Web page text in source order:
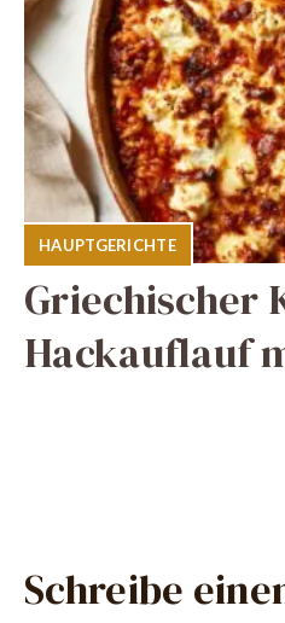
HAUPTGERICHTE
Griechischer
Hackauflauf
Schreibe